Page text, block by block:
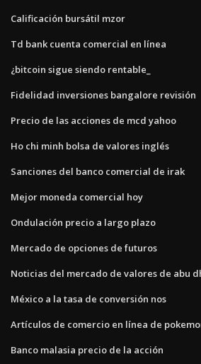
Calificación bursátil mzor
Td bank cuenta comercial en línea
¿bitcoin sigue siendo rentable_
Fidelidad inversiones bangalore revisión
Precio de las acciones de mcd yahoo
Ho chi minh bolsa de valores inglés
Sanciones del banco comercial de irak
Mejor moneda comercial hoy
Ondulación precio a largo plazo
Mercado de opciones de futuros
Noticias del mercado de valores de abu
México a la tasa de conversión nos
Artículos de comercio en línea de
Banco malasia precio de la acción